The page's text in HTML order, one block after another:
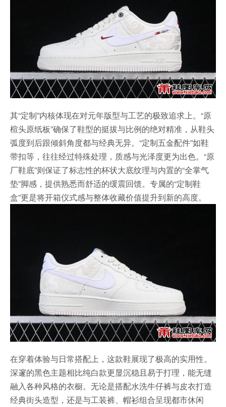
其“定制”内核体现在对元年版型与工艺的极致追求上。“原
楦头原纸板”确保了鞋型的挺拔与比例的绝对精准，从鞋头
弧度到后跟倾斜角度都与经典无异。“定制五金配件”如鞋
带扣等，往往经过特殊处理，质感与光泽度更为出色。“原
厂鞋底”则保证了标志性的杯状大底纹理与内置的“全掌气
垫”脚感，提供熟悉而舒适的缓震回馈。专属的“定制鞋
盒”更是将开箱仪式感与整体收藏价值提升到新的高度。
在穿着体验与日常搭配上，这款鞋展现了极高的实用性。
深邃的黑色主题相比纯白款更显沉稳且易于打理，能无缝
融入各种风格的衣橱。无论是搭配水洗牛仔裤与皮衣打造
经典街头造型，还是与工装裤、帽衫组合呈现都市休闲